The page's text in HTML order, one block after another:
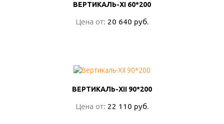
ВЕРТИКАЛЬ-XI 60*200
Цена от: 20 640 руб.
ВЕРТИКАЛЬ-XI 60*200
Цена от: 20 640 руб.
ВЕРТИКАЛЬ-XII 90*200
Цена от: 22 110 руб.
ВЕРТИКАЛЬ-XII 90*200
Цена от: 22 110 руб.